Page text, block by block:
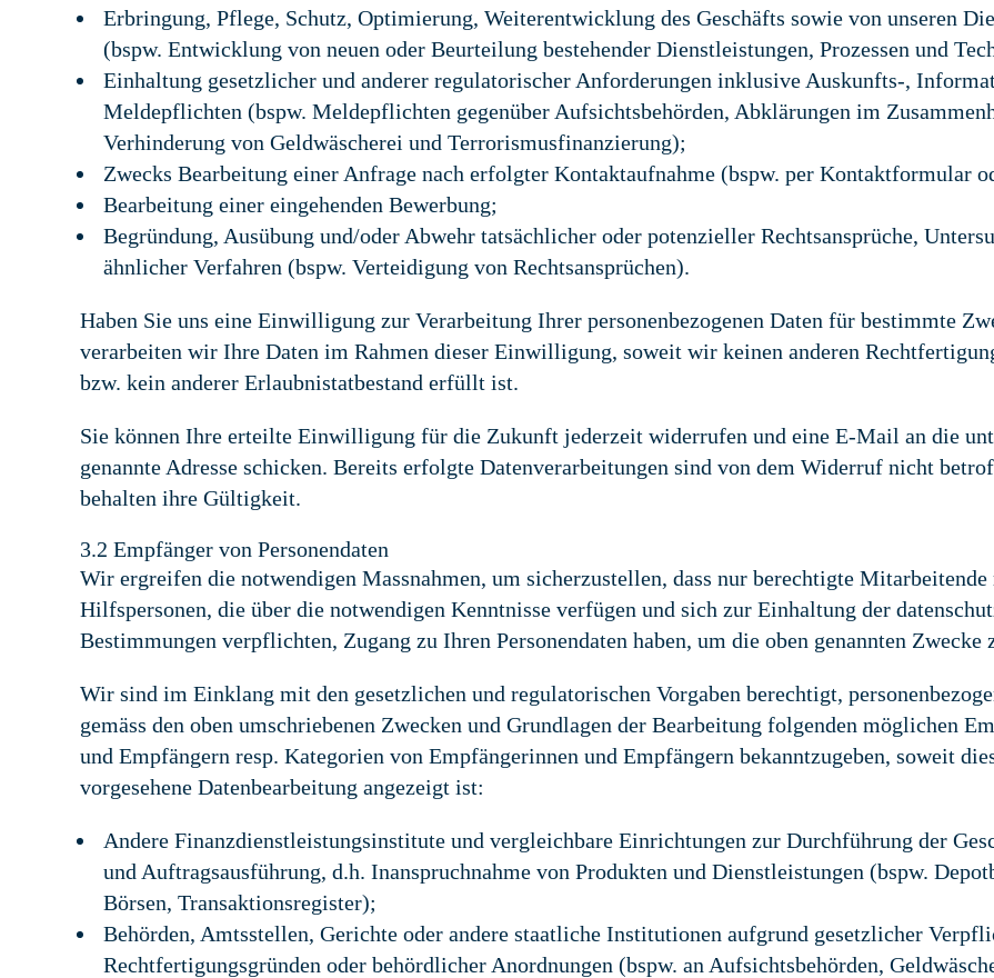
Erbringung, Pflege, Schutz, Optimierung, Weiterentwicklung des Geschäfts sowie von unseren
(bspw. Entwicklung von neuen oder Beurteilung bestehender Dienstleistungen, Prozessen und
Einhaltung gesetzlicher und anderer regulatorischer Anforderungen inklusive Auskunfts-,
Meldepflichten (bspw. Meldepflichten gegenüber Aufsichtsbehörden, Abklärungen im
Verhinderung von Geldwäscherei und Terrorismusfinanzierung);
Zwecks Bearbeitung einer Anfrage nach erfolgter Kontaktaufnahme (bspw. per Kontaktformular
Bearbeitung einer eingehenden Bewerbung;
Begründung, Ausübung und/oder Abwehr tatsächlicher oder potenzieller Rechtsansprüche,
ähnlicher Verfahren (bspw. Verteidigung von Rechtsansprüchen).
Haben Sie uns eine Einwilligung zur Verarbeitung Ihrer personenbezogenen Daten für bestimmte
verarbeiten wir Ihre Daten im Rahmen dieser Einwilligung, soweit wir keinen anderen
bzw. kein anderer Erlaubnistatbestand erfüllt ist.
Sie können Ihre erteilte Einwilligung für die Zukunft jederzeit widerrufen und eine E-Mail an die
genannte Adresse schicken. Bereits erfolgte Datenverarbeitungen sind von dem Widerruf nicht
behalten ihre Gültigkeit.
3.2 Empfänger von Personendaten
Wir ergreifen die notwendigen Massnahmen, um sicherzustellen, dass nur berechtigte Mitarbeitende
Hilfspersonen, die über die notwendigen Kenntnisse verfügen und sich zur Einhaltung der
Bestimmungen verpflichten, Zugang zu Ihren Personendaten haben, um die oben genannten Zwecke
Wir sind im Einklang mit den gesetzlichen und regulatorischen Vorgaben berechtigt,
gemäss den oben umschriebenen Zwecken und Grundlagen der Bearbeitung folgenden möglichen
und Empfängern resp. Kategorien von Empfängerinnen und Empfängern bekanntzugeben, soweit
vorgesehene Datenbearbeitung angezeigt ist:
Andere Finanzdienstleistungsinstitute und vergleichbare Einrichtungen zur Durchführung der
und Auftragsausführung, d.h. Inanspruchnahme von Produkten und Dienstleistungen (bspw.
Börsen, Transaktionsregister);
Behörden, Amtsstellen, Gerichte oder andere staatliche Institutionen aufgrund gesetzlicher
Rechtfertigungsgründen oder behördlicher Anordnungen (bspw. an Aufsichtsbehörden,